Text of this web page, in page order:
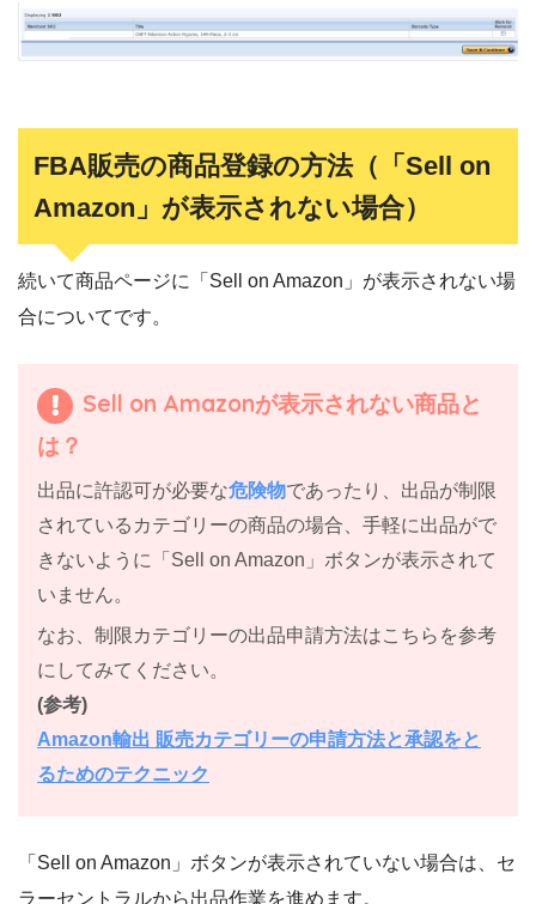
FBA販売の商品登録の方法（「Sell on
Amazon」が表示されない場合）
続いて商品ページに「Sell on Amazon」が表示されない場
合についてです。
Sell on Amazonが表示されない商品と
は？
出品に許認可が必要な危険物であったり、出品が制限
されているカテゴリーの商品の場合、手軽に出品がで
きないように「Sell on Amazon」ボタンが表示されて
いません。
なお、制限カテゴリーの出品申請方法はこちらを参考
にしてみてください。
(参考)
Amazon輸出 販売カテゴリーの申請方法と承認をと
るためのテクニック
「Sell on Amazon」ボタンが表示されていない場合は、セ
ラーセントラルから出品作業を進めます。